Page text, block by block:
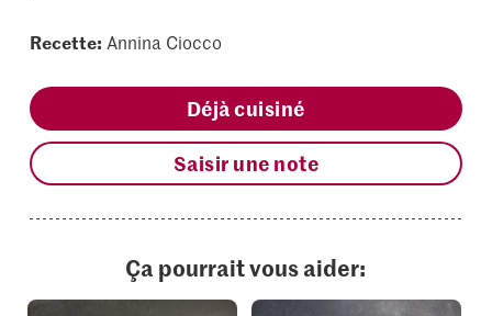
Recette: Annina Ciocco
Déjà cuisiné
Saisir une note
Ça pourrait vous aider: